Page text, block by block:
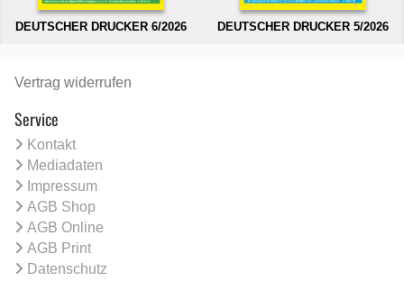
DEUTSCHER DRUCKER 6/2026 DEUTSCHER DRUCKER 5/2026
Vertrag widerrufen
Service
Kontakt
Mediadaten
Impressum
AGB Shop
AGB Online
AGB Print
Datenschutz